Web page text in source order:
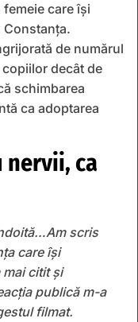
care își
de numărul
decât de
schimbarea
ca adoptarea
nervii, ca
scris
care își
citit și
publică m-a
filmat.